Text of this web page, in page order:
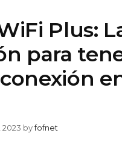
Plus:
para
byfofnet